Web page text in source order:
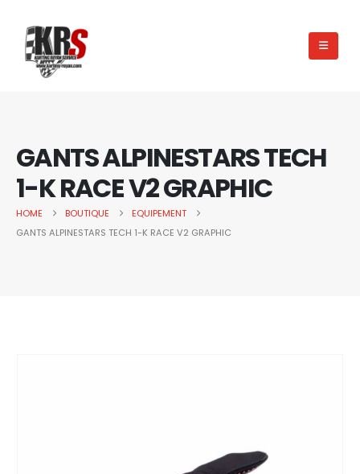
GANTS ALPINESTARS TECH
1-K RACE V2 GRAPHIC
HOME BOUTIQUE
EQUIPEMENT
GANTS ALPINESTARS TECH 1-K RACE V2 GRAPHIC